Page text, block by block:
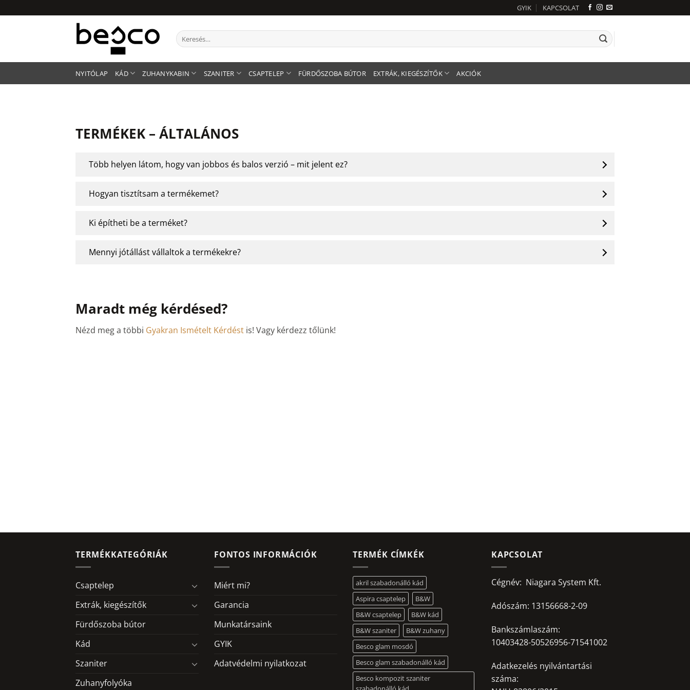
to
GYIK KAPCSOLAT
Keresés
a
NYITÓLAP KÁD ZUHANYKABIN SZANITER CSAPTELEP FÜRDŐSZOBA BÚTOR EXTRÁK, KIEGÉSZÍTŐK AKCIÓK
TERMÉKEK – ÁLTALÁNOS
Több helyen látom, hogy van jobbos és balos verzió – mit jelent ez?
Hogyan tisztítsam a termékemet?
Ki építheti be a terméket?
Mennyi jótállást vállaltok a termékekre?
Maradt még kérdésed?
Nézd meg a többi Gyakran Ismételt Kérdést is! Vagy kérdezz tőlünk!
TERMÉKKATEGÓRIÁK
Csaptelep
Extrák, kiegészítők
Fürdőszoba bútor
Kád
Szaniter
Zuhanyfolyóka
FONTOS INFORMÁCIÓK
Miért mi?
Garancia
Munkatársaink
GYIK
Adatvédelmi nyilatkozat
TERMÉK CÍMKÉK
akril szabadonálló kád
Aspira csaptelep
B&W
B&W csaptelep
B&W kád
B&W szaniter
B&W zuhany
Besco glam mosdó
Besco glam szabadonálló kád
Besco kompozit szaniter
KAPCSOLAT
Cégnév: Niagara System Kft.
Adószám: 13156668-2-09
Bankszámlaszám:
10403428-50526956-71541002
Adatkezelés nyilvántartási
száma: